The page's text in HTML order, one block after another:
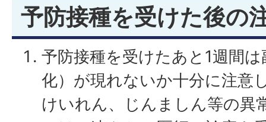
予防接種を受けた後の
予防接種を受けたあと1週間
化）が現れないか十分に注意
けいれん、じんましん等の異